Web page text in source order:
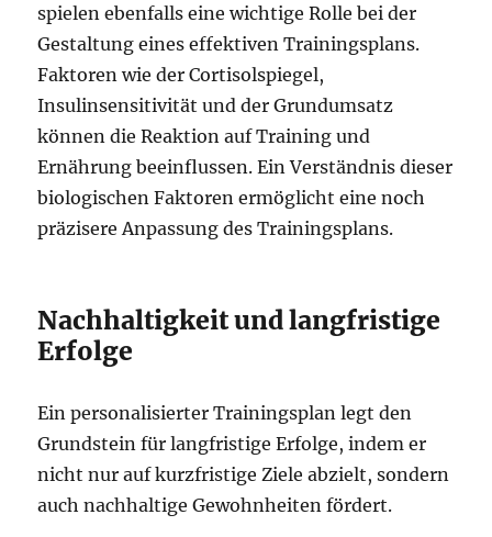
spielen ebenfalls eine wichtige Rolle bei der
Gestaltung eines effektiven Trainingsplans.
Faktoren wie der Cortisolspiegel,
Insulinsensitivität und der Grundumsatz
können die Reaktion auf Training und
Ernährung beeinflussen. Ein Verständnis dieser
biologischen Faktoren ermöglicht eine noch
präzisere Anpassung des Trainingsplans.
Nachhaltigkeit und langfristige
Erfolge
Ein personalisierter Trainingsplan legt den
Grundstein für langfristige Erfolge, indem er
nicht nur auf kurzfristige Ziele abzielt, sondern
auch nachhaltige Gewohnheiten fördert.